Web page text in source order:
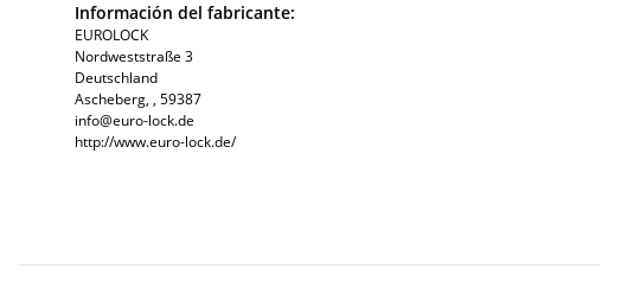
Información del fabricante:
EUROLOCK
Nordweststraße 3
Deutschland
Ascheberg, , 59387
info@euro-lock.de
http://www.euro-lock.de/